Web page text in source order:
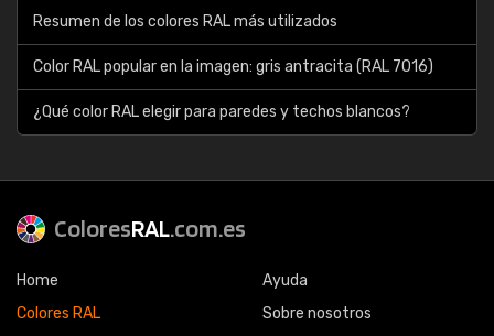
Resumen de los colores RAL más utilizados
Color RAL popular en la imagen: gris antracita (RAL 7016)
¿Qué color RAL elegir para paredes y techos blancos?
ColoresRAL.com.es
Home
Colores RAL
Ayuda
Sobre nosotros